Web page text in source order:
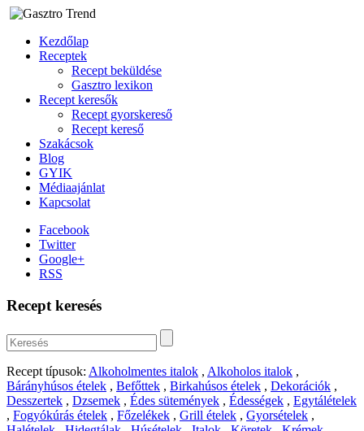
Kezdőlap
Receptek
Recept beküldése
Gasztro lexikon
Recept keresők
Recept gyorskereső
Recept kereső
Szakácsok
Blog
GYIK
Médiaajánlat
Kapcsolat
Facebook
Twitter
Google+
RSS
Recept keresés
Recept típusok: Alkoholmentes italok , Alkoholos italok ,
Bárányhúsos ételek , Befőttek , Birkahúsos ételek , Dekorációk ,
Desszertek , Dzsemek , Édes sütemények , Édességek , Egytálételek
, Fogyókúrás ételek , Főzelékek , Grill ételek , Gyorsételek ,